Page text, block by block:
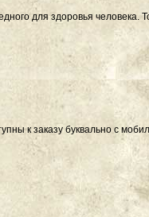
для здоровья человека.
к заказу буквально с